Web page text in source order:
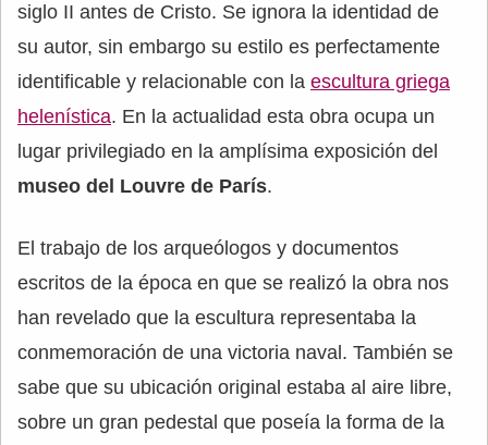
siglo II antes de Cristo. Se ignora la identidad de
su autor, sin embargo su estilo es perfectamente
identificable y relacionable con la escultura griega
helenística. En la actualidad esta obra ocupa un
lugar privilegiado en la amplísima exposición del
museo del Louvre de París.
El trabajo de los arqueólogos y documentos
escritos de la época en que se realizó la obra nos
han revelado que la escultura representaba la
conmemoración de una victoria naval. También se
sabe que su ubicación original estaba al aire libre,
sobre un gran pedestal que poseía la forma de la